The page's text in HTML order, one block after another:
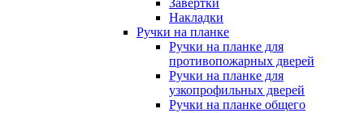
Завертки
Накладки
Ручки на планке
Ручки на планке для
противопожарных дверей
Ручки на планке для
узкопрофильных дверей
Ручки на планке общего